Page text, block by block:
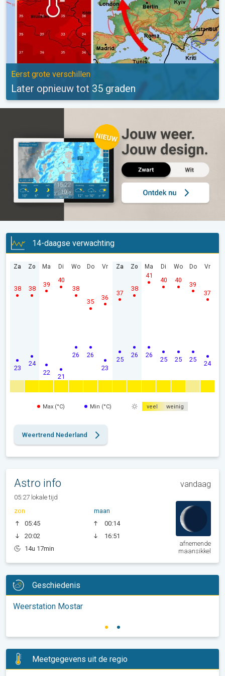
Eerst grote verschillen
Later opnieuw tot 35 graden
14-daagse verwachting
Za
23
38
Zo
24
38
Ma
22
39
Di
21
40
Wo
26
38
Do
26
35
Vr
23
36
Za
25
37
Zo
26
38
Ma
26
41
Di
25
40
Wo
25
40
Do
25
39
Vr
24
37
Max (°C) Min (°C) veel weinig
Weertrend Nederland
Astro info vandaag
05:27 lokale tijd
zon
05:45
20:02
14u 17min
maan
00:14
16:51
afnemende
maansikkel
Geschiedenis
Weerstation Mostar
Meetgegevens uit de regio